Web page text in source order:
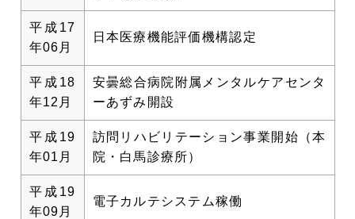
平成17
年06月
日本医療機能評価機構認定
平成18
年12月
安曇総合病院附属メンタルケアセンタ
ーあずみ開設
平成19
年01月
訪問リハビリテーション事業開始（本
院・白馬診療所）
平成19
年09月
電子カルテシステム稼働